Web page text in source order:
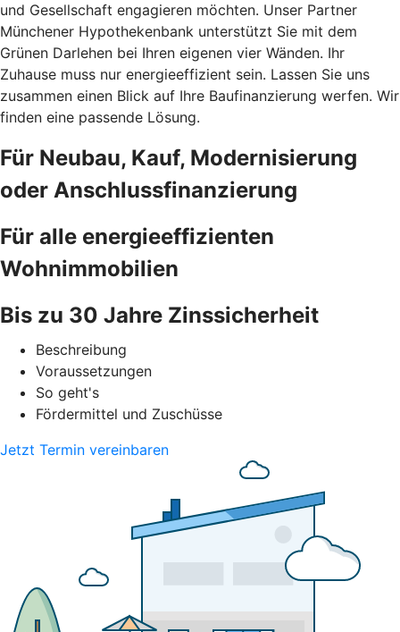
und Gesellschaft engagieren möchten. Unser Partner
Münchener Hypothekenbank unterstützt Sie mit dem
Grünen Darlehen bei Ihren eigenen vier Wänden. Ihr
Zuhause muss nur energieeffizient sein. Lassen Sie uns
zusammen einen Blick auf Ihre Baufinanzierung werfen. Wir
finden eine passende Lösung.
Für Neubau, Kauf, Modernisierung
oder Anschlussfinanzierung
Für alle energieeffizienten
Wohnimmobilien
Bis zu 30 Jahre Zinssicherheit
Beschreibung
Voraussetzungen
So geht's
Fördermittel und Zuschüsse
Jetzt Termin vereinbaren